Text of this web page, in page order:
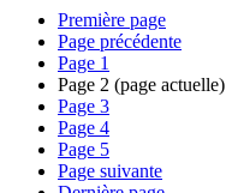
Première page
Page précédente
Page 1
Page 2 (page actuelle)
Page 3
Page 4
Page 5
Page suivante